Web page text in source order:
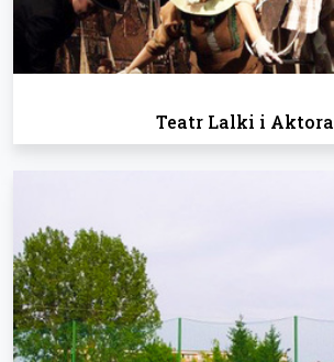
Teatr Lalki i Aktora